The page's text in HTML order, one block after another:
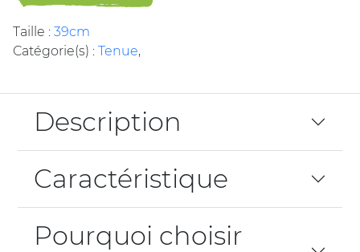
Taille : 39cm
Catégorie(s) : Tenue,
Description
Caractéristique
Pourquoi choisir